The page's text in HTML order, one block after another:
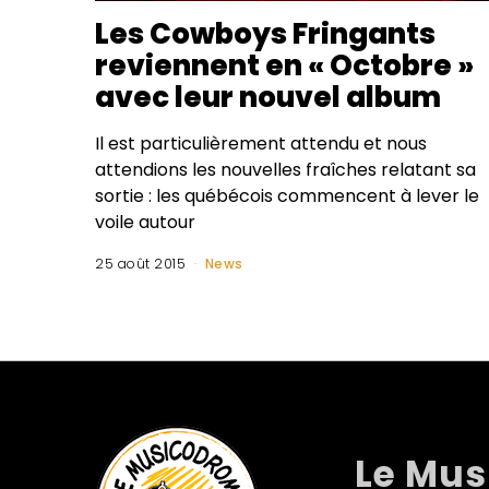
Les Cowboys Fringants
reviennent en « Octobre »
avec leur nouvel album
Il est particulièrement attendu et nous
attendions les nouvelles fraîches relatant sa
sortie : les québécois commencent à lever le
voile autour
25 août 2015 News
Le